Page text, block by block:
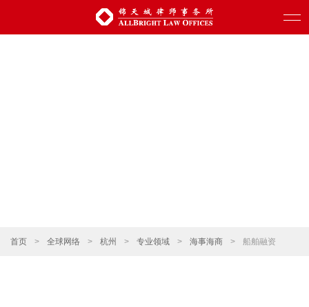
首页 > 全球网络 > 杭州 > 专业领域 > 海事海商 > 船舶融资